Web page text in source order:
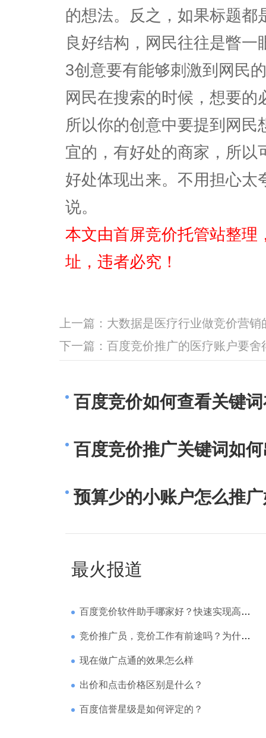
的想法。反之，如果标题
良好结构，网民往往是瞥
3创意要有能够刺激到网民
网民在搜索的时候，想要
所以你的创意中要提到网
宜的，有好处的商家，所以
好处体现出来。不用担心太
说。
本文由首屏竞价托管站整理
址，违者必究！
上一篇： 大数据是医疗行业做竞价营销
下一篇： 百度竞价推广的医疗账户要舍
百度竞价如何查看关键
百度竞价推广关键词如
预算少的小账户怎么推
最火报道
百度竞价软件助手哪家好？快速实现高回报哪家强？
竞价推广员，竞价工作有前途吗？为什么待遇那么高
现在做广点通的效果怎么样
出价和点击价格区别是什么？
百度信誉星级是如何评定的？